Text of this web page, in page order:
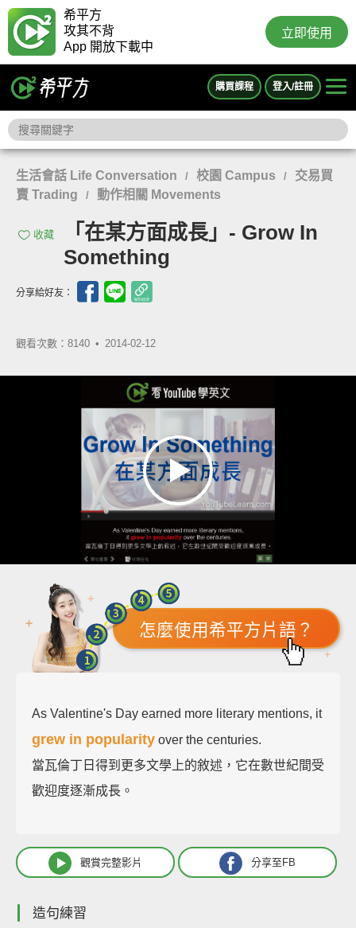
希平方
攻其不背
App 開放下載中
立即使用
購買課程 登入/註冊
生活會話 Life Conversation / 校園 Campus /
交易買
賣 Trading
/ 動作相關 Movements
收藏
「在某方面成長」- Grow In
Something
分享給好友：
觀看次數：8140 • 2014-02-12
怎麼使用希平方片語？
As Valentine's Day earned more literary mentions, it
grew in popularity over the centuries.
當瓦倫丁日得到更多文學上的敘述，它在數世紀間受
歡迎度逐漸成長。
觀賞完整影片 分享至FB
造句練習